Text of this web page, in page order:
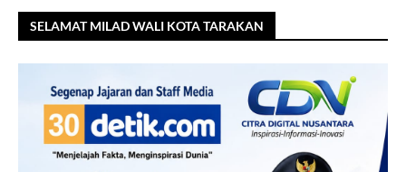
SELAMAT MILAD WALI KOTA TARAKAN